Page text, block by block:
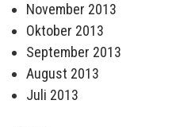
November 2013
Oktober 2013
September 2013
August 2013
Juli 2013